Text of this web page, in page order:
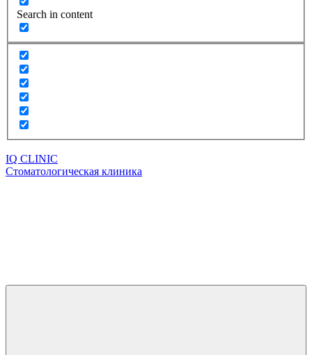
Search in content
IQ CLINIC
Стоматологическая клиника